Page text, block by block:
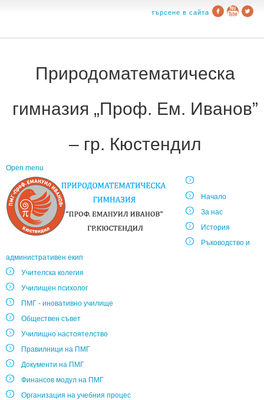
търсене в сайта
Природоматематическа
гимназия „Проф. Ем. Иванов”
– гр. Кюстендил
Open menu
Начало
За нас
История
Ръководство и
административен екип
Учителска колегия
Училищен психолог
ПМГ - иновативно училище
Обществен съвет
Училищно настоятелство
Правилници на ПМГ
Документи на ПМГ
Финансов модул на ПМГ
Организация на учебния процес